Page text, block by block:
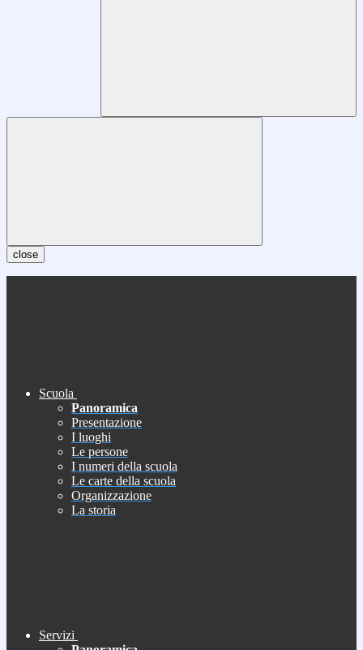
close
Scuola
Panoramica
Presentazione
I luoghi
Le persone
I numeri della scuola
Le carte della scuola
Organizzazione
La storia
Servizi